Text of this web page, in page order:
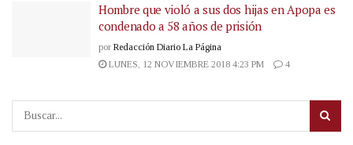
Hombre que violó a sus dos hijas en Apopa es
condenado a 58 años de prisión
por Redacción Diario La Página
LUNES, 12 NOVIEMBRE 2018 4:23 PM
4